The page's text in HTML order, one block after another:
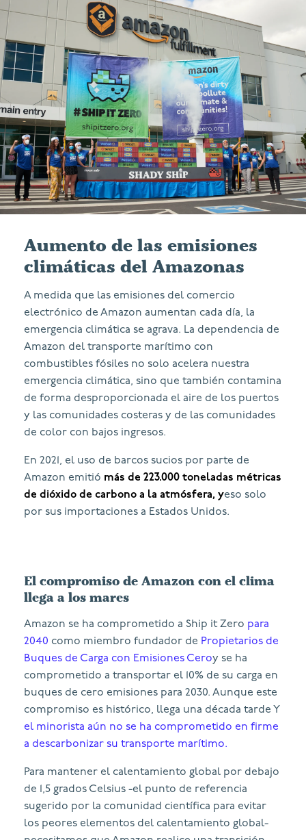
Aumento de las emisiones
climáticas del Amazonas
A medida que las emisiones del comercio
electrónico de Amazon aumentan cada día, la
emergencia climática se agrava. La dependencia de
Amazon del transporte marítimo con
combustibles fósiles no solo acelera nuestra
emergencia climática, sino que también contamina
de forma desproporcionada el aire de los puertos
y las comunidades costeras y de las comunidades
de color con bajos ingresos.
En 2021, el uso de barcos sucios por parte de
Amazon emitió más de 223.000 toneladas métricas
de dióxido de carbono a la atmósfera, yeso solo
por sus importaciones a Estados Unidos.
El compromiso de Amazon con el clima
llega a los mares
Amazon se ha comprometido a Ship it Zero para
2040 como miembro fundador de Propietarios de
Buques de Carga con Emisiones Ceroy se ha
comprometido a transportar el 10% de su carga en
buques de cero emisiones para 2030. Aunque este
compromiso es histórico, llega una década tarde Y
el minorista aún no se ha comprometido en firme
a descarbonizar su transporte marítimo.
Para mantener el calentamiento global por debajo
de 1,5 grados Celsius -el punto de referencia
sugerido por la comunidad científica para evitar
los peores elementos del calentamiento global-